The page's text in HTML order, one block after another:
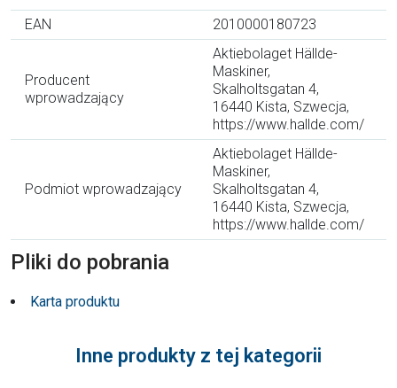
EAN
2010000180723
Producent
wprowadzający
Aktiebolaget Hällde-
Maskiner,
Skalholtsgatan 4,
16440 Kista, Szwecja,
https://www.hallde.com/
Podmiot wprowadzający
Aktiebolaget Hällde-
Maskiner,
Skalholtsgatan 4,
16440 Kista, Szwecja,
https://www.hallde.com/
Pliki do pobrania
Karta produktu
Inne produkty z tej kategorii